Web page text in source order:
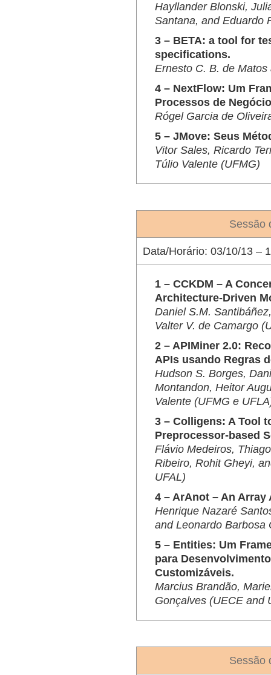
Hayllander Blonski,
Santana, and Eduardo
3 – BETA: a tool for
specifications.
Ernesto C. B. de
4 – NextFlow: Um
Processos de
Rógel Garcia de
5 – JMove: Seus
Vitor Sales, Ricardo
Túlio Valente (UFMG)
Sessão
Data/Horário: 03/10/13 –
1 – CCKDM – A
Architecture-Driven
Daniel S.M.
Valter V. de Camargo
2 – APIMiner 2.0:
APIs usando Regras
Hudson S. Borges,
Montandon, Heitor
Valente (UFMG e
3 – Colligens: A Tool
Preprocessor-based
Flávio Medeiros,
Ribeiro, Rohit Gheyi,
UFAL)
4 – ArAnot – An
Henrique Nazaré
and Leonardo Barbosa
5 – Entities: Um
para
Customizáveis.
Marcius Brandão,
Gonçalves (UECE and
Sessão